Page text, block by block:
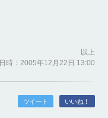
以上
日時：2005年12月22日 13:00
ツイート いいね！